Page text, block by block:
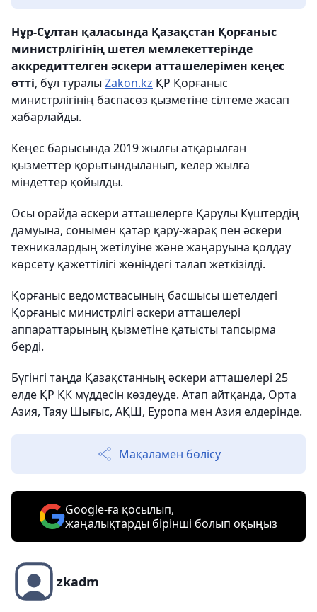
Нұр-Сұлтан қаласында Қазақстан Қорғаныс
министрлігінің шетел мемлекеттерінде
аккредиттелген әскери атташелерімен кеңес
өтті, бұл туралы Zakon.kz ҚР Қорғаныс
министрлігінің баспасөз қызметіне сілтеме жасап
хабарлайды.
Кеңес барысында 2019 жылғы атқарылған
қызметтер қорытындыланып, келер жылға
міндеттер қойылды.
Осы орайда әскери атташелерге Қарулы Күштердің
дамуына, сонымен қатар қару-жарақ пен әскери
техникалардың жетілуіне және жаңаруына қолдау
көрсету қажеттілігі жөніндегі талап жеткізілді.
Қорғаныс ведомствасының басшысы шетелдегі
Қорғаныс министрлігі әскери атташелері
аппараттарының қызметіне қатысты тапсырма
берді.
Бүгінгі таңда Қазақстанның әскери атташелері 25
елде ҚР ҚК мүддесін көздеуде. Атап айтқанда, Орта
Азия, Таяу Шығыс, АҚШ, Еуропа мен Азия елдерінде.
Мақаламен бөлісу
Google-ға қосылып,
жаңалықтарды бірінші болып оқыңыз
zkadm